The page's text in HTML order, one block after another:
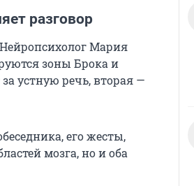
разговор
Мария
зоны Брока и
устную речь, вторая —
его жесты,
мозга, но и оба